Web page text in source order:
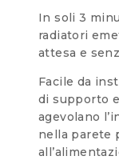
In soli 3
radiatori
attesa e
Facile da
di supporto
agevolano
nella parete